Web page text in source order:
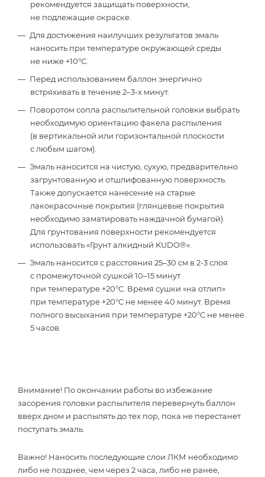
рекомендуется защищать поверхности,
не подлежащие окраске.
Для достижения наилучших результатов эмаль
наносить при температуре окружающей среды
не ниже +10°С.
Перед использованием баллон энергично
встряхивать в течение 2–3-х минут.
Поворотом сопла распылительной головки выбрать
необходимую ориентацию факела распыления
(в вертикальной или горизонтальной плоскости
с любым шагом).
Эмаль наносится на чистую, сухую, предварительно
загрунтованную и отшлифованную поверхность.
Также допускается нанесение на старые
лакокрасочные покрытия (глянцевые покрытия
необходимо заматировать наждачной бумагой).
Для грунтования поверхности рекомендуется
использовать «Грунт алкидный KUDO®».
Эмаль наносится с расстояния 25–30 см в 2-3 слоя
с промежуточной сушкой 10–15 минут
при температуре +20°С. Время сушки «на отлип»
при температуре +20°С не менее 40 минут. Время
полного высыхания при температуре +20°С не менее
5 часов.
Внимание! По окончании работы во избежание
засорения головки распылителя перевернуть баллон
вверх дном и распылять до тех пор, пока не перестанет
поступать эмаль.
Важно! Наносить последующие слои ЛКМ необходимо
либо не позднее, чем через 2 часа, либо не ранее,